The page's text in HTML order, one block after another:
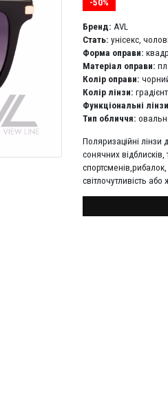
-50%
Бренд: AVL
Стать: унісекс,
Форма оправи:
Матеріал оправи:
Колір оправи:
Колір лінзи:
Функціональні
Тип обличчя:
Поляризаційні
сонячних
світлочутливість